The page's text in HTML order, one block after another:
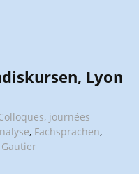
Lyon
journées
, Fachsprachen,